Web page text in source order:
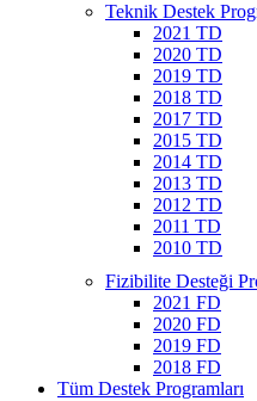
Teknik Destek
2021 TD
2020 TD
2019 TD
2018 TD
2017 TD
2015 TD
2014 TD
2013 TD
2012 TD
2011 TD
2010 TD
Fizibilite Desteği
2021 FD
2020 FD
2019 FD
2018 FD
Tüm Destek Programları